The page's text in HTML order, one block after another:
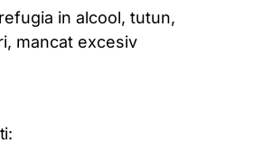
in alcool, tutun,
mancat excesiv